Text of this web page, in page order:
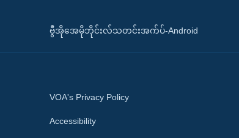
ဗွီအိုအေမိုဘိုင်းလ်သတင်းအက်ပ်-Android
VOA's Privacy Policy
Accessibility